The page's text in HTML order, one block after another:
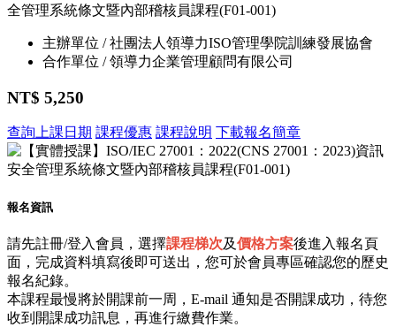
全管理系統條文暨內部稽核員課程(F01-001)
主辦單位 / 社團法人領導力ISO管理學院訓練發展協會
合作單位 / 領導力企業管理顧問有限公司
NT$ 5,250
查詢上課日期 課程優惠 課程說明 下載報名簡章
報名資訊
請先註冊/登入會員，選擇課程梯次及價格方案後進入報名頁
面，完成資料填寫後即可送出，您可於會員專區確認您的歷史
報名紀錄。
本課程最慢將於開課前一周，E-mail 通知是否開課成功，待您
收到開課成功訊息，再進行繳費作業。